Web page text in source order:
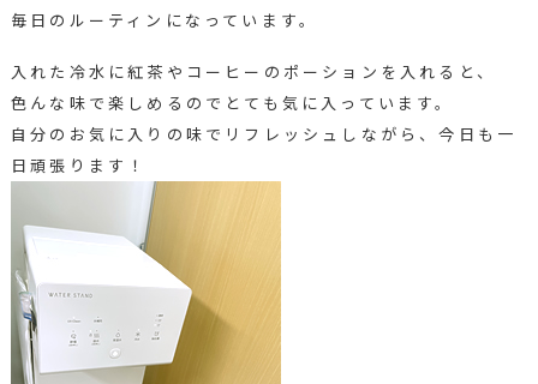
毎日のルーティンになっています。
入れた冷水に紅茶やコーヒーのポーションを入れると、
色んな味で楽しめるのでとても気に入っています。
自分のお気に入りの味でリフレッシュしながら、今日も一
日頑張ります！